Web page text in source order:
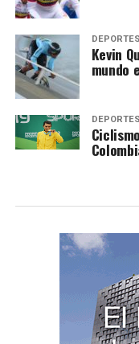
DEPORTES
Kevin
mundo
DEPORTES